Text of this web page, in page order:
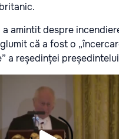
a amintit despre
că a fost o
a reședinței